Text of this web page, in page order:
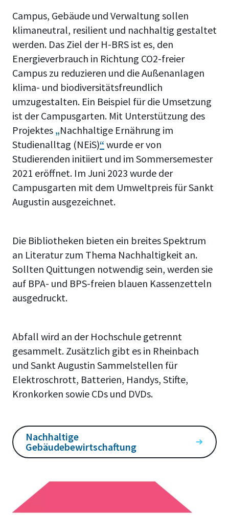
Campus, Gebäude und Verwaltung sollen
klimaneutral, resilient und nachhaltig gestaltet
werden. Das Ziel der H-BRS ist es, den
Energieverbrauch in Richtung CO2-freier
Campus zu reduzieren und die Außenanlagen
klima- und biodiversitätsfreundlich
umzugestalten. Ein Beispiel für die Umsetzung
ist der Campusgarten. Mit Unterstützung des
Projektes „Nachhaltige Ernährung im
Studienalltag (NEiS)“ wurde er von
Studierenden initiiert und im Sommersemester
2021 eröffnet. Im Juni 2023 wurde der
Campusgarten mit dem Umweltpreis für Sankt
Augustin ausgezeichnet.
Die Bibliotheken bieten ein breites Spektrum
an Literatur zum Thema Nachhaltigkeit an.
Sollten Quittungen notwendig sein, werden sie
auf BPA- und BPS-freien blauen Kassenzetteln
ausgedruckt.
Abfall wird an der Hochschule getrennt
gesammelt. Zusätzlich gibt es in Rheinbach
und Sankt Augustin Sammelstellen für
Elektroschrott, Batterien, Handys, Stifte,
Kronkorken sowie CDs und DVDs.
Nachhaltige
Gebäudebewirtschaftung